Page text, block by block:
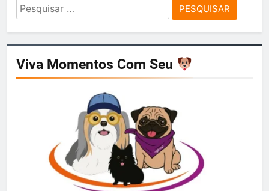
Pesquisar
por:
Viva Momentos Com Seu